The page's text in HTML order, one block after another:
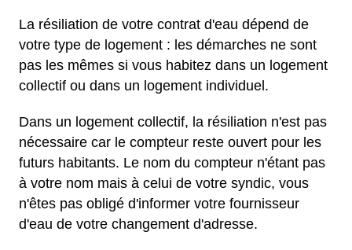
La résiliation de votre contrat d'eau dépend de
votre type de logement : les démarches ne sont
pas les mêmes si vous habitez dans un logement
collectif ou dans un logement individuel.
Dans un logement collectif, la résiliation n'est pas
nécessaire car le compteur reste ouvert pour les
futurs habitants. Le nom du compteur n'étant pas
à votre nom mais à celui de votre syndic, vous
n'êtes pas obligé d'informer votre fournisseur
d'eau de votre changement d'adresse.